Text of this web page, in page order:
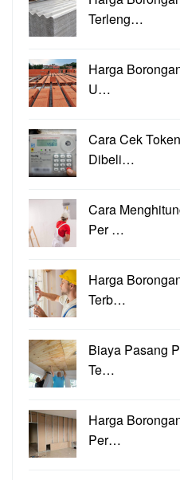
Terleng…
Harga
U…
Cara Cek
Dibeli…
Cara
Per …
Harga
Terb…
Biaya Pasang
Te…
Harga
Per…